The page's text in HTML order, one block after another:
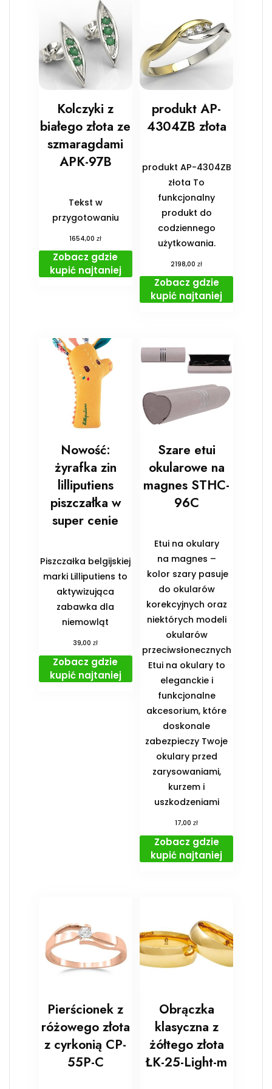
Kolczyki z
białego złota ze
szmaragdami
APK-97B
Tekst w
przygotowaniu
1654,00zł
Zobacz gdzie
kupić najtaniej
produkt AP-
4304ZB złota
produkt AP-4304ZB
złota To
funkcjonalny
produkt do
codziennego
użytkowania.
2198,00zł
Zobacz gdzie
kupić najtaniej
Nowość:
żyrafka zin
lilliputiens
piszczałka w
super cenie
Piszczałka belgijskiej
marki Lilliputiens to
aktywizująca
zabawka dla
niemowląt
39,00zł
Zobacz gdzie
kupić najtaniej
Szare etui
okularowe na
magnes STHC-
96C
Etui na okulary
na magnes –
kolor szary pasuje
do okularów
korekcyjnych oraz
niektórych modeli
okularów
przeciwsłonecznych
Etui na okulary to
eleganckie i
funkcjonalne
akcesorium, które
doskonale
zabezpieczy Twoje
okulary przed
zarysowaniami,
kurzem i
uszkodzeniami
17,00zł
Zobacz gdzie
kupić najtaniej
Pierścionek z
różowego złota
z cyrkonią CP-
55P-C
Obrączka
klasyczna z
żółtego złota
ŁK-25-Light-m